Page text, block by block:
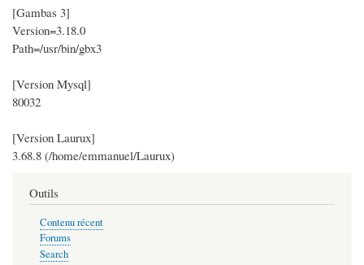
[Gambas 3]
Version=3.18.0
Path=/usr/bin/gbx3
[Version Mysql]
80032
[Version Laurux]
3.68.8 (/home/emmanuel/Laurux)
Outils
Contenu récent
Forums
Search